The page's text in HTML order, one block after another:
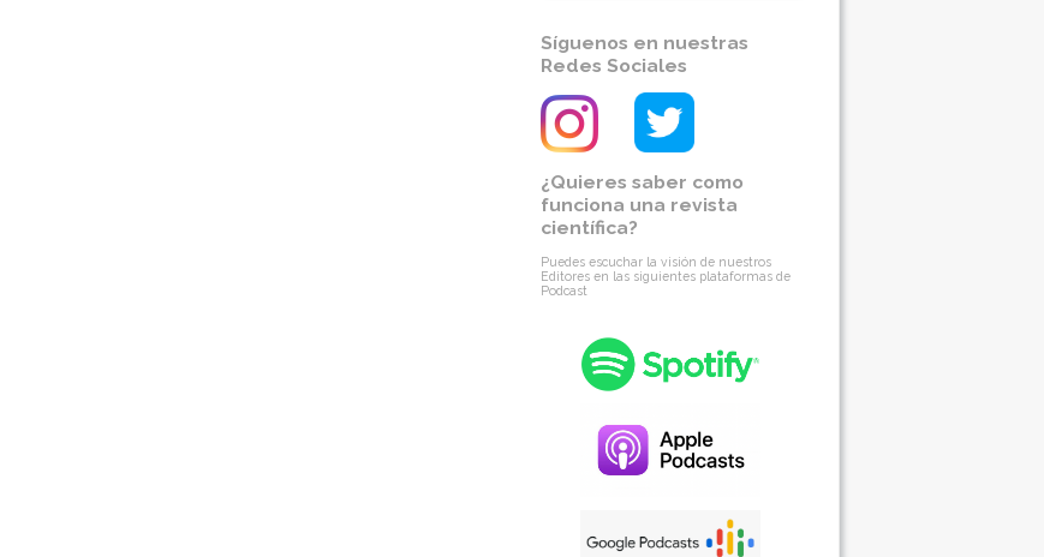
Síguenos en nuestras
Redes Sociales
¿Quieres saber como
funciona una revista
científica?
Puedes escuchar la visión de nuestros
Editores en las siguientes plataformas de
Podcast